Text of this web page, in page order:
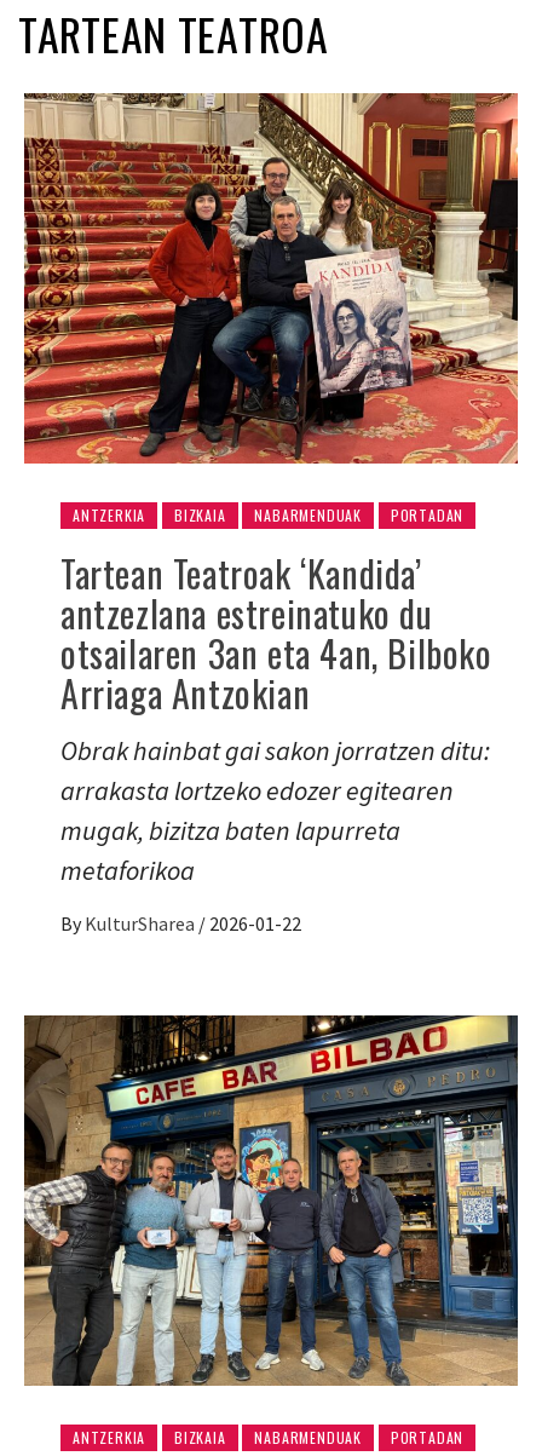
TARTEAN TEATROA
ANTZERKIA BIZKAIA NABARMENDUAK PORTADAN
Tartean Teatroak ‘Kandida’
antzezlana estreinatuko du
otsailaren 3an eta 4an, Bilboko
Arriaga Antzokian
Obrak hainbat gai sakon jorratzen ditu:
arrakasta lortzeko edozer egitearen
mugak, bizitza baten lapurreta
metaforikoa
By KulturSharea / 2026-01-22
ANTZERKIA BIZKAIA NABARMENDUAK PORTADAN